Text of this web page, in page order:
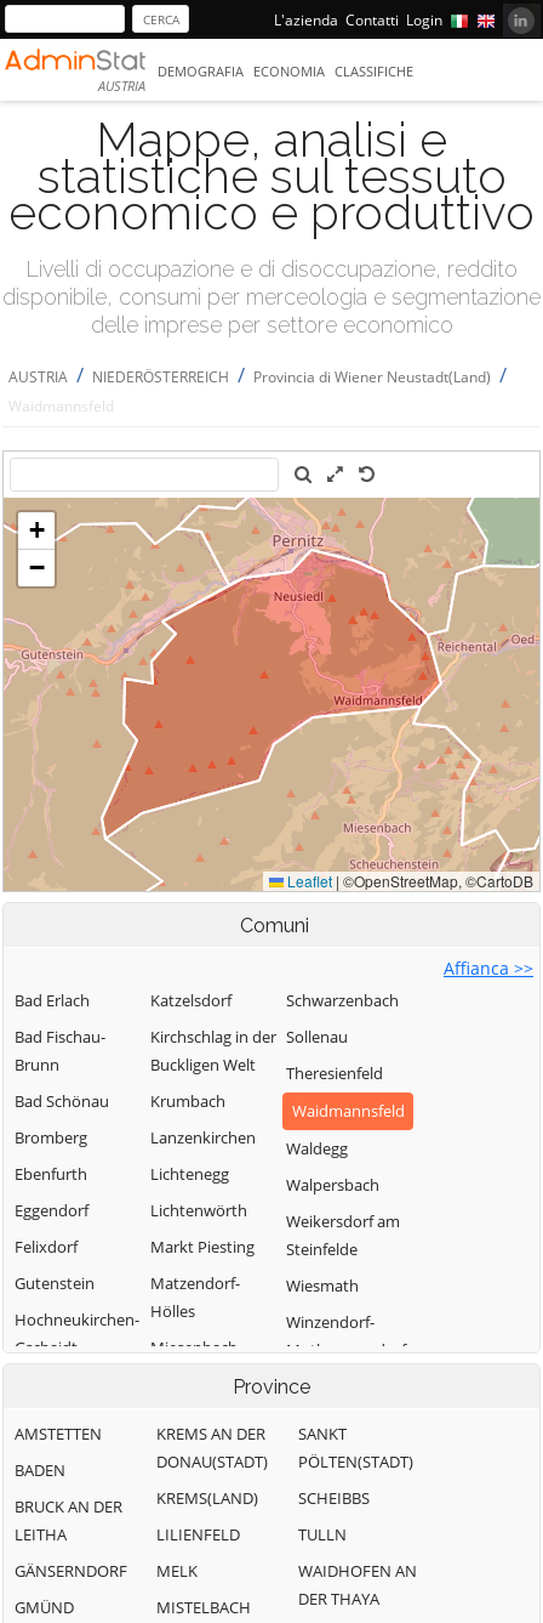
L'azienda Contatti Login
AUSTRIA
DEMOGRAFIA ECONOMIA CLASSIFICHE
Mappe, analisi e
statistiche sul tessuto
economico e produttivo
Livelli di occupazione e di disoccupazione, reddito
disponibile, consumi per merceologia e segmentazione
delle imprese per settore economico
AUSTRIA / NIEDERÖSTERREICH / Provincia di Wiener Neustadt(Land) /
Waidmannsfeld
Comuni
Affianca >>
Bad Erlach
Bad Fischau-
Brunn
Bad Schönau
Bromberg
Ebenfurth
Eggendorf
Felixdorf
Gutenstein
Hochneukirchen-
Gschaidt
Katzelsdorf
Kirchschlag in der
Buckligen Welt
Krumbach
Lanzenkirchen
Lichtenegg
Lichtenwörth
Markt Piesting
Matzendorf-
Hölles
Miesenbach
Muggendorf
Rohr im Gebirge
Schwarzenbach
Sollenau
Theresienfeld
Waidmannsfeld
Waldegg
Walpersbach
Weikersdorf am
Steinfelde
Wiesmath
Winzendorf-
Muthmannsdorf
Wöllersdorf-
Zillingdorf
Province
AMSTETTEN
BADEN
BRUCK AN DER
LEITHA
GÄNSERNDORF
GMÜND
KREMS AN DER
DONAU(STADT)
KREMS(LAND)
LILIENFELD
MELK
MISTELBACH
SANKT
PÖLTEN(STADT)
SCHEIBBS
TULLN
WAIDHOFEN AN
DER THAYA